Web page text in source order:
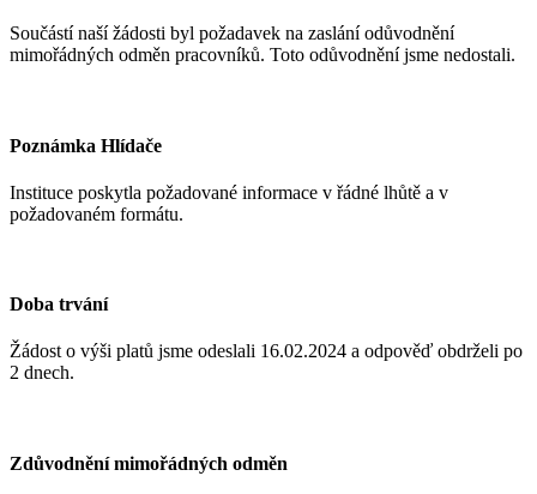
Součástí naší žádosti byl požadavek na zaslání odůvodnění
mimořádných odměn pracovníků. Toto odůvodnění jsme nedostali.
Poznámka Hlídače
Instituce poskytla požadované informace v řádné lhůtě a v
požadovaném formátu.
Doba trvání
Žádost o výši platů jsme odeslali 16.02.2024 a odpověď obdrželi po
2 dnech.
Zdůvodnění mimořádných odměn